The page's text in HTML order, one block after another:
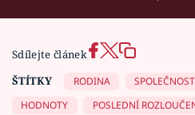
Sdílejte článek
ŠTÍTKY
RODINA SPOLEČNOST
HODNOTY
POSLEDNÍ